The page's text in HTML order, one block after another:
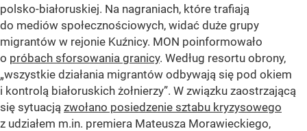
polsko-białoruskiej. Na nagraniach, które trafiają
do mediów społecznościowych, widać duże grupy
migrantów w rejonie Kuźnicy. MON poinformowało
o próbach sforsowania granicy. Według resortu obrony,
„wszystkie działania migrantów odbywają się pod okiem
i kontrolą białoruskich żołnierzy”. W związku zaostrzającą
się sytuacją zwołano posiedzenie sztabu kryzysowego
z udziałem m.in. premiera Mateusza Morawieckiego,